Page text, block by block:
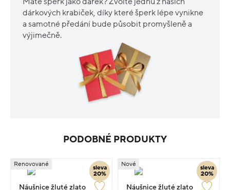
dárkových krabiček, díky které šperk lépe vynikne
a samotné předání bude působit promyšleně a
výjimečně.
PODOBNÉ PRODUKTY
sleva
20%
Renovované
Náušnice žluté zlato
sleva
20%
Nové
Náušnice žluté zlato